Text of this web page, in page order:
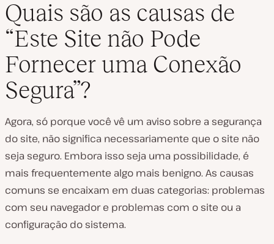
Quais são as causas de
“Este Site não Pode
Fornecer uma Conexão
Segura”?
Agora, só porque você vê um aviso sobre a segurança
do site, não significa necessariamente que o site não
seja seguro. Embora isso seja uma possibilidade, é
mais frequentemente algo mais benigno. As causas
comuns se encaixam em duas categorias: problemas
com seu navegador e problemas com o site ou a
configuração do sistema.